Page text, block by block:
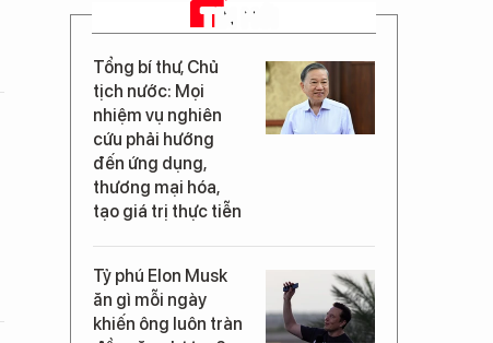
TIN MỚI
Tổng bí thư, Chủ
tịch nước: Mọi
nhiệm vụ nghiên
cứu phải hướng
đến ứng dụng,
thương mại hóa,
tạo giá trị thực tiễn
Tỷ phú Elon Musk
ăn gì mỗi ngày
khiến ông luôn tràn